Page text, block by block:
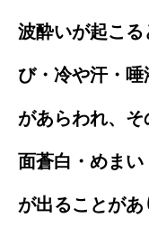
波酔いが起こる
び・冷や汗・
があらわれ、
面蒼白・めま
が出ることが